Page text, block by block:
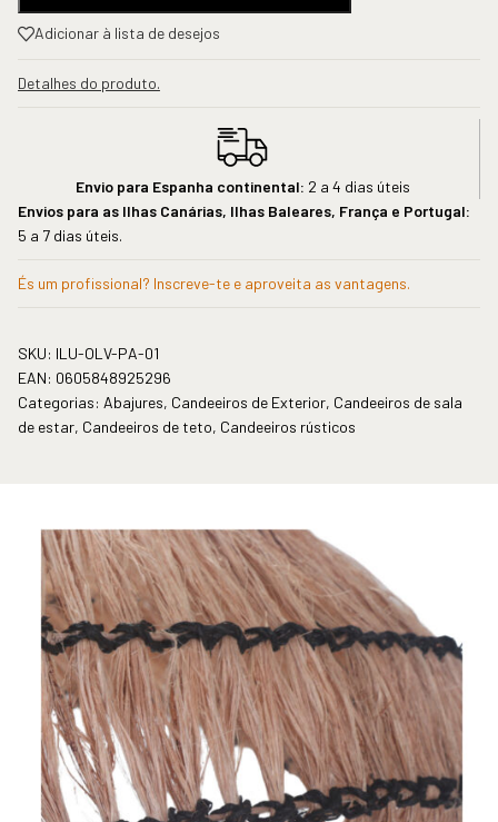
Adicionar à lista de desejos
Detalhes do produto.
Envio para Espanha continental: 2 a 4 dias úteis
Envios para as Ilhas Canárias, Ilhas Baleares, França e Portugal:
5 a 7 dias úteis.
És um profissional? Inscreve-te e aproveita as vantagens.
SKU: ILU-OLV-PA-01
EAN: 0605848925296
Categorias: Abajures, Candeeiros de Exterior, Candeeiros de sala
de estar, Candeeiros de teto, Candeeiros rústicos